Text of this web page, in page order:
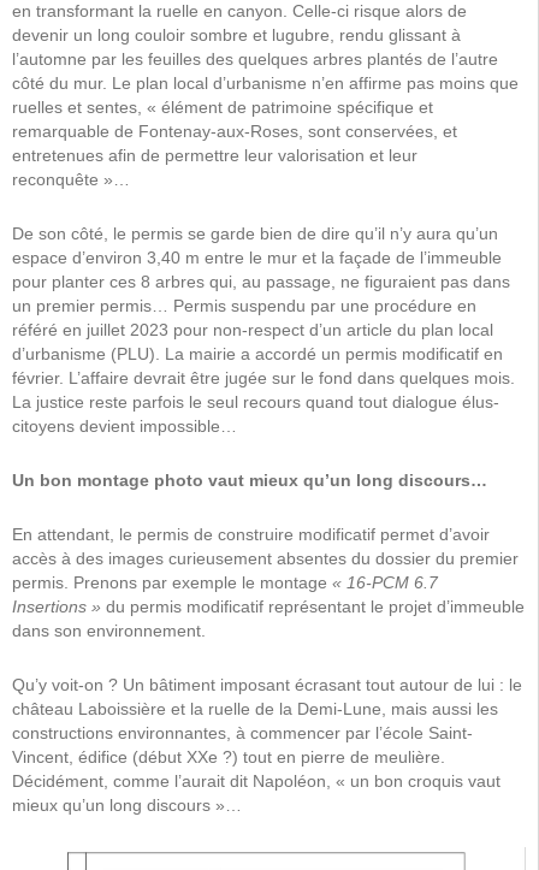
en transformant la ruelle en canyon. Celle-ci risque alors de
devenir un long couloir sombre et lugubre, rendu glissant à
l’automne par les feuilles des quelques arbres plantés de l’autre
côté du mur. Le plan local d’urbanisme n’en affirme pas moins que
ruelles et sentes, « élément de patrimoine spécifique et
remarquable de Fontenay-aux-Roses, sont conservées, et
entretenues afin de permettre leur valorisation et leur
reconquête »…
De son côté, le permis se garde bien de dire qu’il n’y aura qu’un
espace d’environ 3,40 m entre le mur et la façade de l’immeuble
pour planter ces 8 arbres qui, au passage, ne figuraient pas dans
un premier permis… Permis suspendu par une procédure en
référé en juillet 2023 pour non-respect d’un article du plan local
d’urbanisme (PLU). La mairie a accordé un permis modificatif en
février. L’affaire devrait être jugée sur le fond dans quelques mois.
La justice reste parfois le seul recours quand tout dialogue élus-
citoyens devient impossible…
Un bon montage photo vaut mieux qu’un long discours…
En attendant, le permis de construire modificatif permet d’avoir
accès à des images curieusement absentes du dossier du premier
permis. Prenons par exemple le montage « 16-PCM 6.7
Insertions » du permis modificatif représentant le projet d’immeuble
dans son environnement.
Qu’y voit-on ? Un bâtiment imposant écrasant tout autour de lui : le
château Laboissière et la ruelle de la Demi-Lune, mais aussi les
constructions environnantes, à commencer par l’école Saint-
Vincent, édifice (début XXe ?) tout en pierre de meulière.
Décidément, comme l’aurait dit Napoléon, « un bon croquis vaut
mieux qu’un long discours »…